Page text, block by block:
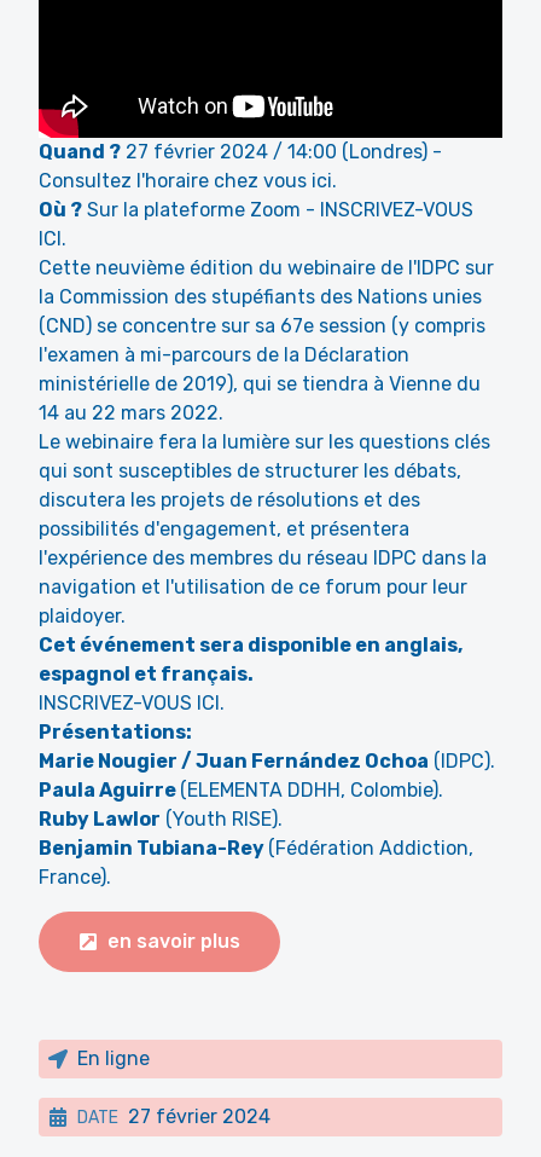
Quand ? 27 février 2024 / 14:00 (Londres) -
Consultez l'horaire chez vous ici.
Où ? Sur la plateforme Zoom - INSCRIVEZ-VOUS
ICI.
Cette neuvième édition du webinaire de l'IDPC sur
la Commission des stupéfiants des Nations unies
(CND) se concentre sur sa 67e session (y compris
l'examen à mi-parcours de la Déclaration
ministérielle de 2019), qui se tiendra à Vienne du
14 au 22 mars 2022.
Le webinaire fera la lumière sur les questions clés
qui sont susceptibles de structurer les débats,
discutera les projets de résolutions et des
possibilités d'engagement, et présentera
l'expérience des membres du réseau IDPC dans la
navigation et l'utilisation de ce forum pour leur
plaidoyer.
Cet événement sera disponible en anglais,
espagnol et français.
INSCRIVEZ-VOUS ICI.
Présentations:
Marie Nougier / Juan Fernández Ochoa (IDPC).
Paula Aguirre (ELEMENTA DDHH, Colombie).
Ruby Lawlor (Youth RISE).
Benjamin Tubiana-Rey (Fédération Addiction,
France).
en savoir plus
En ligne
DATE 27 février 2024